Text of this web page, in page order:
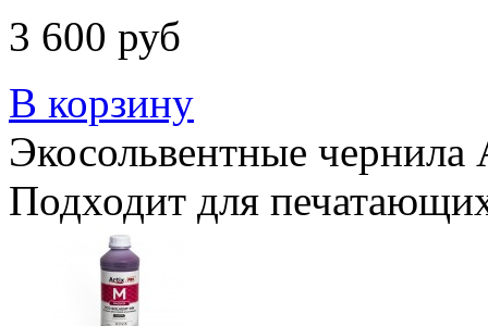
3 600 руб
В корзину
Экосольвентные
Подходит для